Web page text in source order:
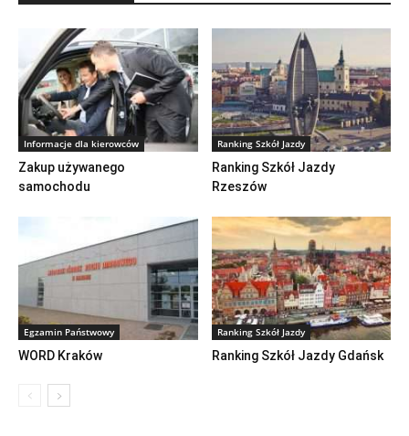
Informacje dla kierowców
Zakup używanego
samochodu
Ranking Szkół Jazdy
Ranking Szkół Jazdy
Rzeszów
Egzamin Państwowy
WORD Kraków
Ranking Szkół Jazdy
Ranking Szkół Jazdy Gdańsk